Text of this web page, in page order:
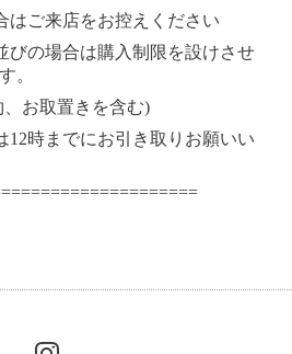
はご来店をお控えください
びの場合は購入制限を設けさせ
。
お取置きを含む)
12時までにお引き取りお願いい